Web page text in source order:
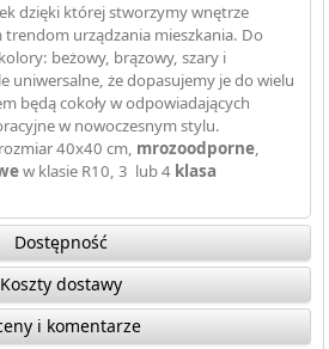
dzięki której stworzymy wnętrze
urządzania mieszkania. Do
beżowy, brązowy, szary i
uniwersalne, że dopasujemy je do wielu
będą cokoły w odpowiadających
w nowoczesnym stylu.
40x40 cm, mrozoodporne,
w klasie R10, 3 lub 4 klasa
Dostępność
Koszty dostawy
i komentarze